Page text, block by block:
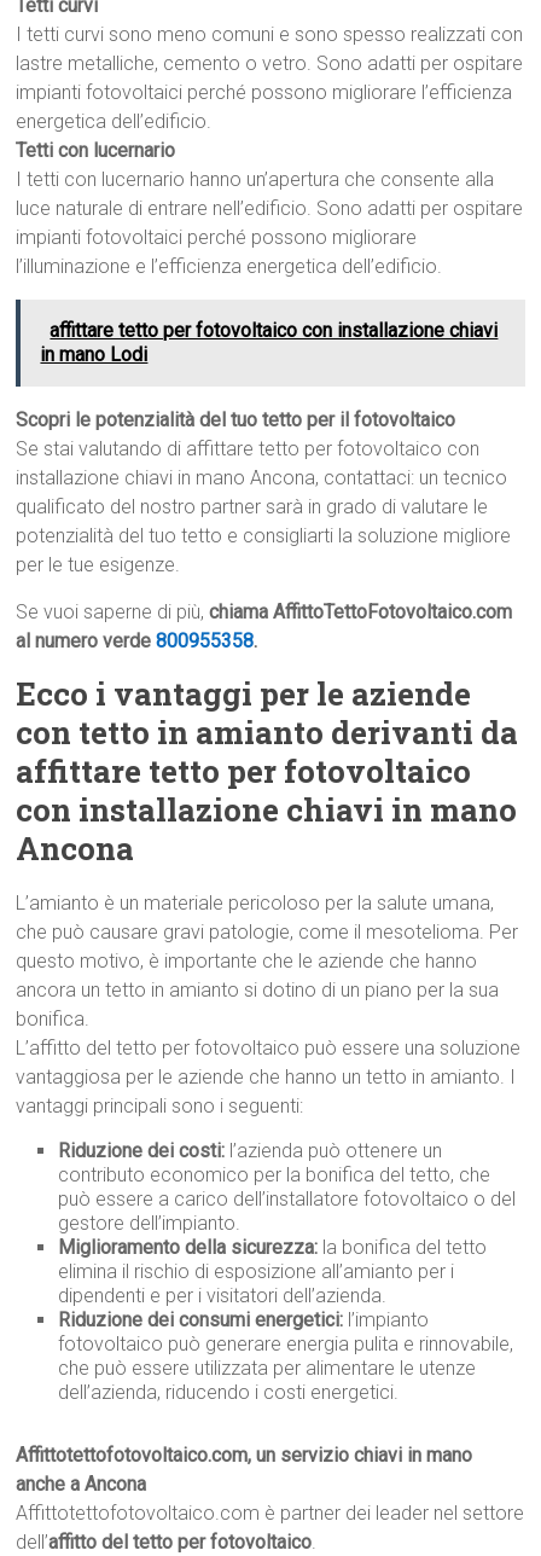
Tetti curvi
I tetti curvi sono meno comuni e sono spesso realizzati con
lastre metalliche, cemento o vetro. Sono adatti per ospitare
impianti fotovoltaici perché possono migliorare l’efficienza
energetica dell’edificio.
Tetti con lucernario
I tetti con lucernario hanno un’apertura che consente alla
luce naturale di entrare nell’edificio. Sono adatti per ospitare
impianti fotovoltaici perché possono migliorare
l’illuminazione e l’efficienza energetica dell’edificio.
affittare tetto per fotovoltaico con installazione chiavi
in mano Lodi
Scopri le potenzialità del tuo tetto per il fotovoltaico
Se stai valutando di affittare tetto per fotovoltaico con
installazione chiavi in mano Ancona, contattaci: un tecnico
qualificato del nostro partner sarà in grado di valutare le
potenzialità del tuo tetto e consigliarti la soluzione migliore
per le tue esigenze.
Se vuoi saperne di più,chiama AffittoTettoFotovoltaico.com
al numero verde800955358.
Ecco i vantaggi per le aziende
con tetto in amianto derivanti da
affittare tetto per fotovoltaico
con installazione chiavi in mano
Ancona
L’amianto è un materiale pericoloso per la salute umana,
che può causare gravi patologie, come il mesotelioma. Per
questo motivo, è importante che le aziende che hanno
ancora un tetto in amianto si dotino di un piano per la sua
bonifica.
L’affitto del tetto per fotovoltaico può essere una soluzione
vantaggiosa per le aziende che hanno un tetto in amianto. I
vantaggi principali sono i seguenti:
Riduzione dei costi: l’azienda può ottenere un
contributo economico per la bonifica del tetto, che
può essere a carico dell’installatore fotovoltaico o del
gestore dell’impianto.
Miglioramento della sicurezza: la bonifica del tetto
elimina il rischio di esposizione all’amianto per i
dipendenti e per i visitatori dell’azienda.
Riduzione dei consumi energetici: l’impianto
fotovoltaico può generare energia pulita e rinnovabile,
che può essere utilizzata per alimentare le utenze
dell’azienda, riducendo i costi energetici.
Affittotettofotovoltaico.com, un servizio chiavi in mano
anche a Ancona
Affittotettofotovoltaico.com è partner dei leader nel settore
dell’affitto del tetto per fotovoltaico.